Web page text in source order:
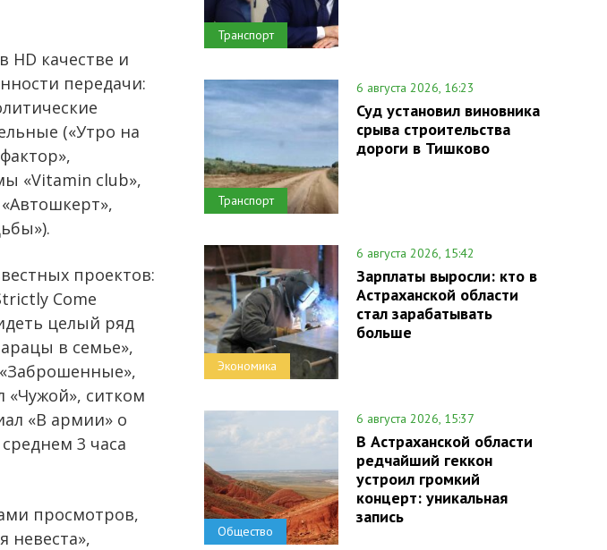
качестве и
передачи:
(«Утро на
«Vitamin club»,
проектов:
Come
целый ряд
в семье»,
«Чужой», ситком
«В армии» о
3 часа
просмотров,
невеста»,
Транспорт
Транспорт
6 августа 2026, 16:23
Суд установил виновника
срыва строительства
дороги в Тишково
Экономика
6 августа 2026, 15:42
Зарплаты выросли: кто в
Астраханской области
стал зарабатывать
больше
Общество
6 августа 2026, 15:37
В Астраханской области
редчайший геккон
устроил громкий
концерт: уникальная
запись